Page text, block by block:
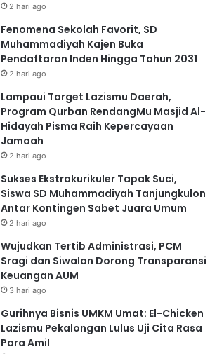
2 hari ago
Fenomena Sekolah Favorit, SD
Muhammadiyah Kajen Buka
Pendaftaran Inden Hingga Tahun 2031
2 hari ago
Lampaui Target Lazismu Daerah,
Program Qurban RendangMu Masjid Al-
Hidayah Pisma Raih Kepercayaan
Jamaah
2 hari ago
Sukses Ekstrakurikuler Tapak Suci,
Siswa SD Muhammadiyah Tanjungkulon
Antar Kontingen Sabet Juara Umum
2 hari ago
Wujudkan Tertib Administrasi, PCM
Sragi dan Siwalan Dorong Transparansi
Keuangan AUM
3 hari ago
Gurihnya Bisnis UMKM Umat: El-Chicken
Lazismu Pekalongan Lulus Uji Cita Rasa
Para Amil